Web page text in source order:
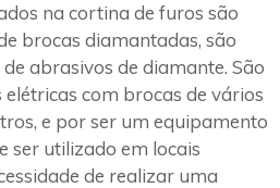
na cortina de furos são
brocas diamantadas, são
abrasivos de diamante. São
com brocas de vários
e por ser um equipamento
ser utilizado em locais
de realizar uma